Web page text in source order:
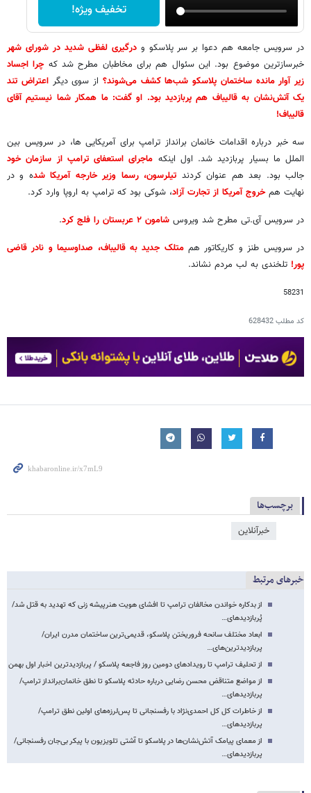
تخفیف ویژه!
در سرویس جامعه هم دعوا بر سر پلاسکو ودرگیری لفظی شدید در شورای شهر
خبرسازترین موضوع بود. این سئوال هم برای مخاطبان مطرح شد کهچرا اجساد
زیر آوار مانده ساختمان پلاسکو شب‌ها کشف می‌شوند؟ از سوی دیگراعتراض تند
یک آتش‌نشان به قالیباف هم پربازدید بود. او گفت: ما همکار شما نیستیم آقای
قالیباف!
سه خبر درباره اقدامات خانمان برانداز ترامپ برای آمریکایی ها، در سرویس بین
الملل ما بسیار پربازدید شد. اول اینکه ماجرای استعفای ترامپ از سازمان خود
جالب بود. بعد هم عنوان کردند تیلرسون، رسما وزیر خارجه آمریکا شده و در
نهایت همخروج آمریکا از تجارت آزاد، شوکی بود که ترامپ به اروپا وارد کرد.
در سرویس آی.تی مطرح شد ویروس شامون ۲ عربستان را فلج کرد
.
در سرویس طنز و کاریکاتور هممتلک جدید به قالیباف، صداوسیما و نادر قاضی
پور! تلخندی به لب مردم نشاند.
58231
کد مطلب628432
برچسب‌ها
خبرآنلاین
خبرهای مرتبط
از بدکاره خواندن مخالفان ترامپ تا افشای هویت هنرپیشه زنی که تهدید به قتل شد/
پُربازدیدهای…
ابعاد مختلف سانحه‌ فروریختن پلاسکو، قدیمی‌ترین ساختمان مدرن ایران/
پربازدیدترین‌های…
از تحلیف ترامپ تا رویدادهای دومین روز فاجعه پلاسکو / پربازدیدترین اخبار اول بهمن
از مواضع متناقض محسن رضایی درباره حادثه پلاسکو تا نطق خانمان‌برانداز ترامپ/
پربازدیدهای…
از خاطرات کل کل احمدی‌نژاد با رفسنجانی تا پس‌لرزه‌های اولین نطق ترامپ/
پربازدیدهای…
از معمای پیامک آتش‌نشان‌ها در پلاسکو تا آشتی تلویزیون با پیکر بی‌جان رفسنجانی/
پربازدیدهای…